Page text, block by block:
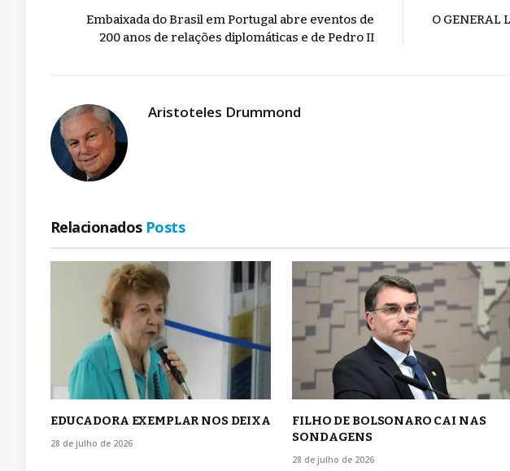
Embaixada do Brasil em Portugal abre eventos de
200 anos de relações diplomáticas e de Pedro II
O GENERAL
Aristoteles Drummond
Relacionados Posts
EDUCADORA EXEMPLAR NOS DEIXA
28 de julho de 2026
FILHO DE BOLSONARO CAI NAS
SONDAGENS
28 de julho de 2026